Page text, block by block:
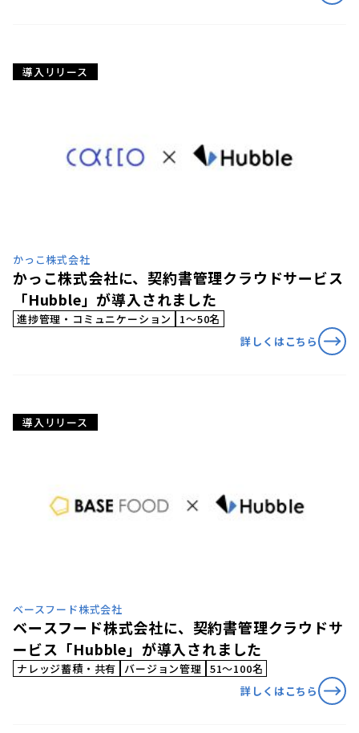
導入リリース
かっこ株式会社
かっこ株式会社に、契約書管理クラウドサービス
「Hubble」が導入されました
進捗管理・コミュニケーション
1〜50名
詳しくはこちら
導入リリース
ベースフード株式会社
ベースフード株式会社に、契約書管理クラウドサ
ービス「Hubble」が導入されました
ナレッジ蓄積・共有 バージョン管理 51〜100名
詳しくはこちら